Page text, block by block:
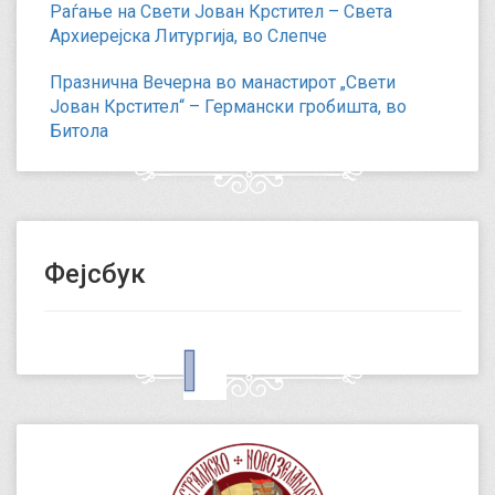
Раѓање на Свети Јован Крстител – Света
Архиерејска Литургија, во Слепче
Празнична Вечерна во манастирот „Свети
Јован Крстител“ – Германски гробишта, во
Битола
Фејсбук